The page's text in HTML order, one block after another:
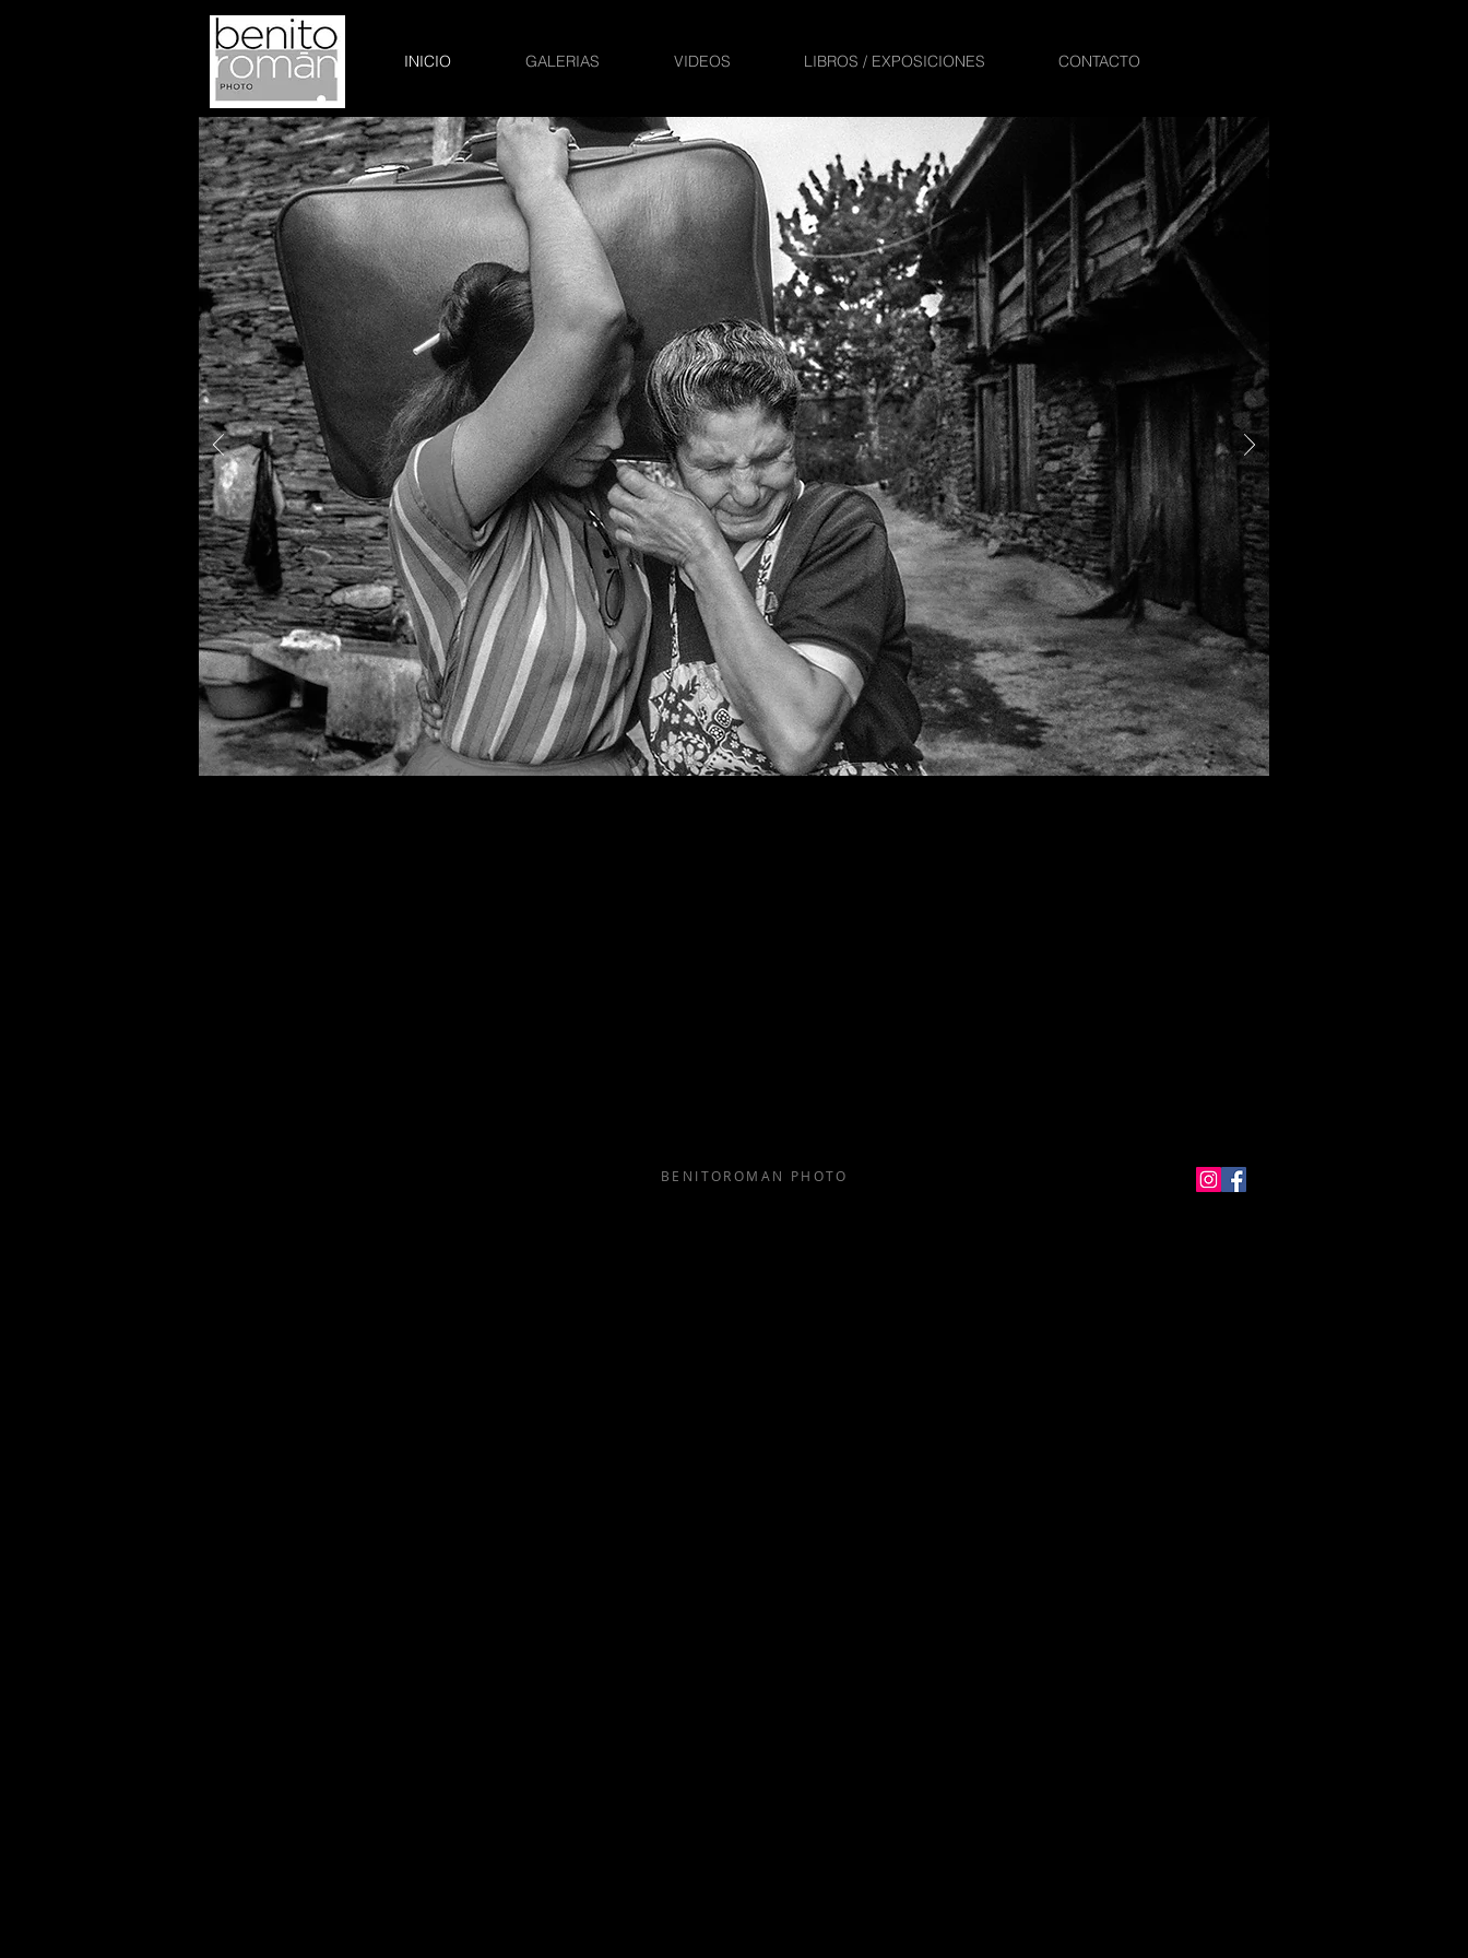
INICIO GALERIAS VIDEOS LIBROS / EXPOSICIONES CONTACTO
BENITOROMAN PHOTO